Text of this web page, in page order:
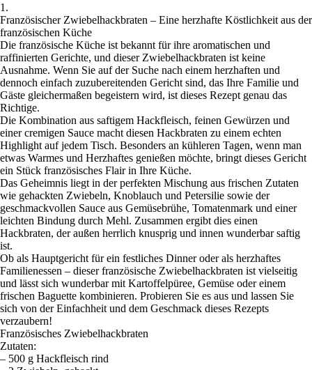
1.
Französischer Zwiebelhackbraten – Eine herzhafte Köstlichkeit aus der
französischen Küche
Die französische Küche ist bekannt für ihre aromatischen und
raffinierten Gerichte, und dieser Zwiebelhackbraten ist keine
Ausnahme. Wenn Sie auf der Suche nach einem herzhaften und
dennoch einfach zuzubereitenden Gericht sind, das Ihre Familie und
Gäste gleichermaßen begeistern wird, ist dieses Rezept genau das
Richtige.
Die Kombination aus saftigem Hackfleisch, feinen Gewürzen und
einer cremigen Sauce macht diesen Hackbraten zu einem echten
Highlight auf jedem Tisch. Besonders an kühleren Tagen, wenn man
etwas Warmes und Herzhaftes genießen möchte, bringt dieses Gericht
ein Stück französisches Flair in Ihre Küche.
Das Geheimnis liegt in der perfekten Mischung aus frischen Zutaten
wie gehackten Zwiebeln, Knoblauch und Petersilie sowie der
geschmackvollen Sauce aus Gemüsebrühe, Tomatenmark und einer
leichten Bindung durch Mehl. Zusammen ergibt dies einen
Hackbraten, der außen herrlich knusprig und innen wunderbar saftig
ist.
Ob als Hauptgericht für ein festliches Dinner oder als herzhaftes
Familienessen – dieser französische Zwiebelhackbraten ist vielseitig
und lässt sich wunderbar mit Kartoffelpüree, Gemüse oder einem
frischen Baguette kombinieren. Probieren Sie es aus und lassen Sie
sich von der Einfachheit und dem Geschmack dieses Rezepts
verzaubern!
Französisches Zwiebelhackbraten
Zutaten:
– 500 g Hackfleisch rind